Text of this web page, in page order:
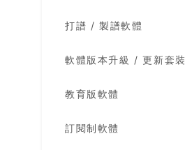
打譜 / 製譜軟體
軟體版本升級 / 更新套裝
教育版軟體
訂閱制軟體